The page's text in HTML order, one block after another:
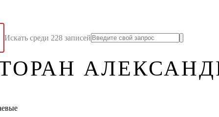
Искать среди 228 записей